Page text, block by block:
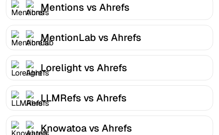
Mentions vs Ahrefs
MentionLab vs Ahrefs
Lorelight vs Ahrefs
LLMRefs vs Ahrefs
Knowatoa vs Ahrefs